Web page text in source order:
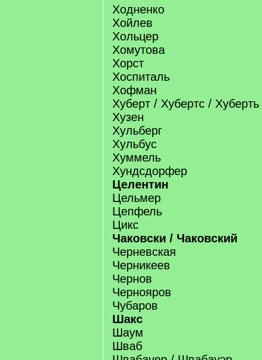
Ходненко
Хойлев
Хольцер
Хомутова
Хорст
Хоспиталь
Хофман
Хуберт / Хубертс / Хуберть
Хузен
Хульберг
Хульбус
Хуммель
Хундсдорфер
Целентин
Цельмер
Цепфель
Цикс
Чаковски / Чаковский
Черневская
Черникеев
Чернов
Чернояров
Чубаров
Шакс
Шаум
Шваб